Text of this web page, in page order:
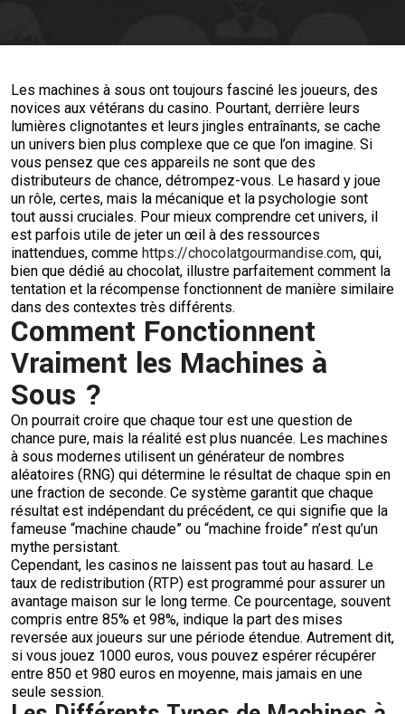
Les machines à sous ont toujours fasciné les joueurs, des
novices aux vétérans du casino. Pourtant, derrière leurs
lumières clignotantes et leurs jingles entraînants, se cache
un univers bien plus complexe que ce que l’on imagine. Si
vous pensez que ces appareils ne sont que des
distributeurs de chance, détrompez-vous. Le hasard y joue
un rôle, certes, mais la mécanique et la psychologie sont
tout aussi cruciales. Pour mieux comprendre cet univers, il
est parfois utile de jeter un œil à des ressources
inattendues, comme https://chocolatgourmandise.com, qui,
bien que dédié au chocolat, illustre parfaitement comment la
tentation et la récompense fonctionnent de manière similaire
dans des contextes très différents.
Comment Fonctionnent
Vraiment les Machines à
Sous ?
On pourrait croire que chaque tour est une question de
chance pure, mais la réalité est plus nuancée. Les machines
à sous modernes utilisent un générateur de nombres
aléatoires (RNG) qui détermine le résultat de chaque spin en
une fraction de seconde. Ce système garantit que chaque
résultat est indépendant du précédent, ce qui signifie que la
fameuse “machine chaude” ou “machine froide” n’est qu’un
mythe persistant.
Cependant, les casinos ne laissent pas tout au hasard. Le
taux de redistribution (RTP) est programmé pour assurer un
avantage maison sur le long terme. Ce pourcentage, souvent
compris entre 85% et 98%, indique la part des mises
reversée aux joueurs sur une période étendue. Autrement dit,
si vous jouez 1000 euros, vous pouvez espérer récupérer
entre 850 et 980 euros en moyenne, mais jamais en une
seule session.